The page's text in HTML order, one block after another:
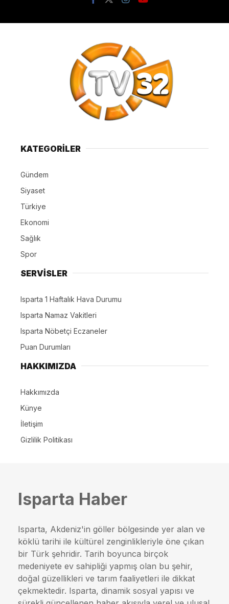
KATEGORİLER
Gündem
Siyaset
Türkiye
Ekonomi
Sağlık
Spor
SERVİSLER
Isparta 1 Haftalık Hava Durumu
Isparta Namaz Vakitleri
Isparta Nöbetçi Eczaneler
Puan Durumları
HAKKIMIZDA
Hakkımızda
Künye
İletişim
Gizlilik Politikası
Isparta Haber
Isparta, Akdeniz'in göller bölgesinde yer alan ve
köklü tarihi ile kültürel zenginlikleriyle öne çıkan
bir Türk şehridir. Tarih boyunca birçok
medeniyete ev sahipliği yapmış olan bu şehir,
doğal güzellikleri ve tarım faaliyetleri ile dikkat
çekmektedir. Isparta, dinamik sosyal yapısı ve